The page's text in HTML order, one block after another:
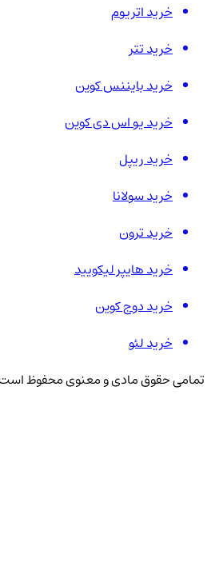
خرید اتریوم
خرید تتر
خرید بایننس کوین
خرید یو اس دی کوین
خرید ریپل
خرید سولانا
خرید ترون
خرید هایپر لیکویید
خرید دوج کوین
خرید لئو
تمامی حقوق مادی و معنوی محفوظ است.